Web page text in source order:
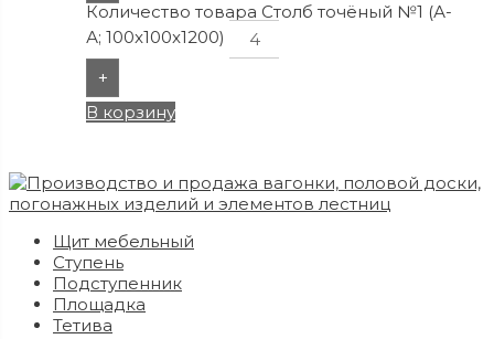
Количество товара Столб точёный №1 (А-
А; 100x100x1200)
+
В корзину
Щит мебельный
Ступень
Подступенник
Площадка
Тетива